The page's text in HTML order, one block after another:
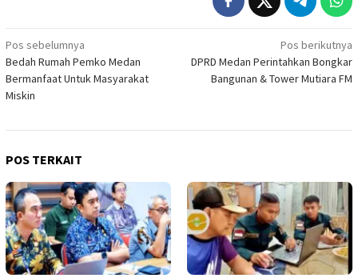
Navigasi
pos
Pos sebelumnya
Bedah Rumah Pemko Medan
Bermanfaat Untuk Masyarakat
Miskin
Pos berikutnya
DPRD Medan Perintahkan Bongkar
Bangunan & Tower Mutiara FM
POS TERKAIT